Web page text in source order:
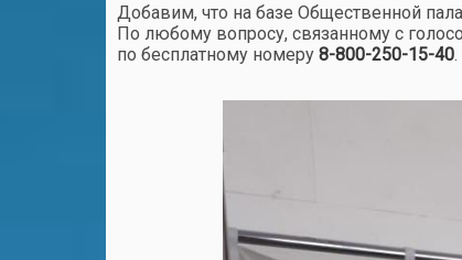
Добавим, что на базе Общественной
По любому вопросу, связанному с
по бесплатному номеру 8-800-250-15-40.